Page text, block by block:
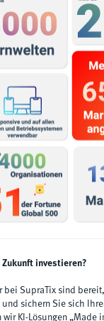
investieren?
SupraTix sind
und sichern Sie sich
wir KI-Lösungen